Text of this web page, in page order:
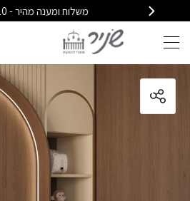
משלוח ומענה מהיר - 08-6715610